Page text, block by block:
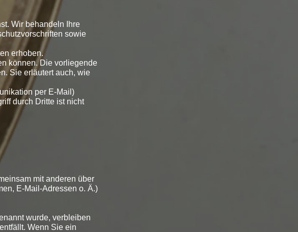
Wir behandeln Ihre
sowie
erhoben.
können. Die vorliegende
Sie erläutert auch, wie
per E-Mail)
durch Dritte ist nicht
mit anderen über
E-Mail-Adressen o. Ä.)
wurde, verbleiben
Wenn Sie ein